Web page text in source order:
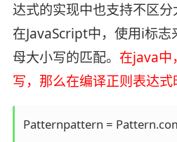
达式的实现中也支持不区分
在JavaScript中，使用i标志
母大小写的匹配。 在java中
写，那么在编译正则表达式
Patternpattern =